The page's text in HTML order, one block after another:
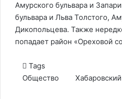
Амурского бульвара и
бульвара и Льва Толстого,
Дикопольцева. Также
попадает район «Ореховой
Tags
Общество